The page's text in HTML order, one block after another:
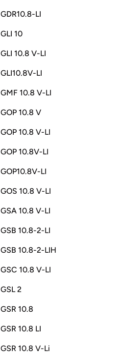
GDR10.8-LI
GLI 10
GLI 10.8 V-LI
GLI10.8V-LI
GMF 10.8 V-LI
GOP 10.8 V
GOP 10.8 V-LI
GOP 10.8V-LI
GOP10.8V-LI
GOS 10.8 V-LI
GSA 10.8 V-LI
GSB 10.8-2-LI
GSB 10.8-2-LIH
GSC 10.8 V-LI
GSL 2
GSR 10.8
GSR 10.8 LI
GSR 10.8 V-Li